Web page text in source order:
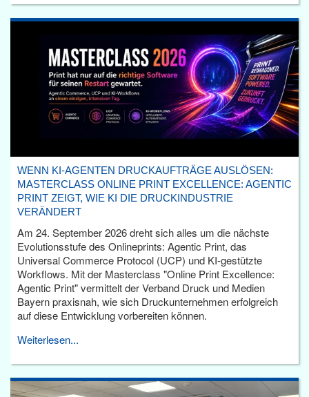
WENN KI-AGENTEN DRUCKAUFTRÄGE AUSLÖSEN:
MASTERCLASS ONLINE PRINT EXCELLENCE: AGENTIC
PRINT ZEIGT, WIE KI DIE DRUCKINDUSTRIE
VERÄNDERT
Am 24. September 2026 dreht sich alles um die nächste
Evolutionsstufe des Onlineprints: Agentic Print, das
Universal Commerce Protocol (UCP) und KI-gestützte
Workflows. Mit der Masterclass "Online Print Excellence:
Agentic Print" vermittelt der Verband Druck und Medien
Bayern praxisnah, wie sich Druckunternehmen erfolgreich
auf diese Entwicklung vorbereiten können.
Weiterlesen...